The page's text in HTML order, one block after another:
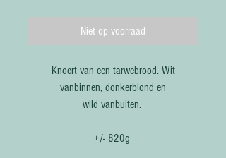
Niet op voorraad
Knoert van een tarwebrood. Wit
vanbinnen, donkerblond en
wild vanbuiten.
+/- 820g